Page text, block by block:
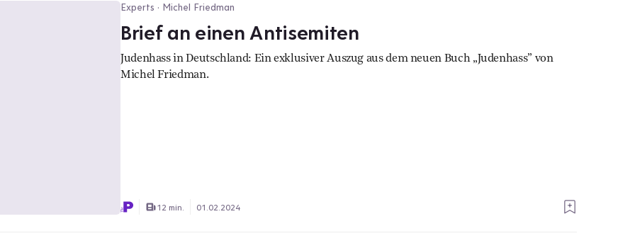
Experts · Michel Friedman
Brief an einen Antisemiten
Judenhass in Deutschland: Ein exklusiver Auszug aus dem neuen Buch „Judenhass” von
Michel Friedman.
12 min. 01.02.2024